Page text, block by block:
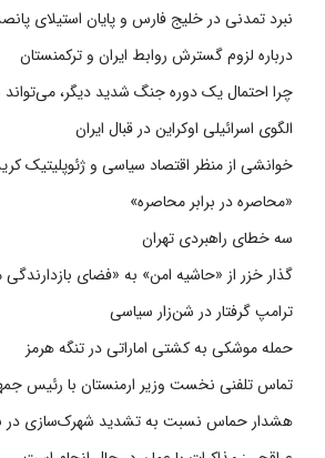
نبرد تمدنی در خلیج فارس و پایان استیلای
درباره لزوم گسترش روابط ایران و ترکمنستان
چرا احتمال یک دوره جنگ شدید دیگر، می‌تواند
الگوی اسرائیلی اوکراین در قبال ایران
خوانشی از منظر اقتصاد سیاسی و ژئوپلیتیک
«محاصره در برابر محاصره»
سه خطای راهبردی تهران
گذار خزر از «حاشیه امن» به «فضای بازدارندگی
ترامپ گرفتار در شن‌زار سیاسی
حمله موشکی به کشتی اماراتی در تنگه هرمز
تماس تلفنی نخست وزیر ارمنستان با رئیس
هشدار حماس نسبت به تشدید شهرک‌سازی در